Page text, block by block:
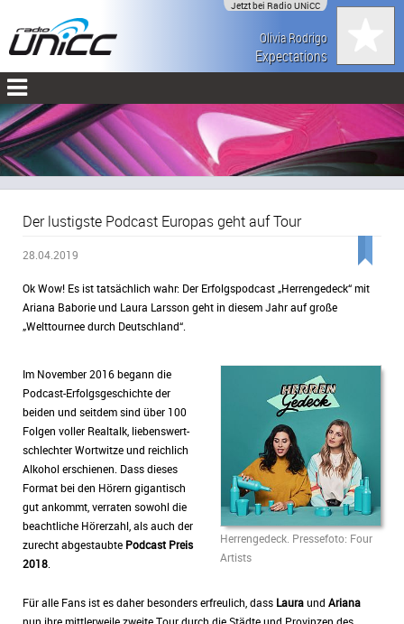
Jetzt bei Radio UNiCC
Olivia Rodrigo
Expectations
Der lustigste Podcast Europas geht auf Tour
28.04.2019
Ok Wow! Es ist tatsächlich wahr: Der Erfolgspodcast „Herrengedeck“ mit
Ariana Baborie und Laura Larsson geht in diesem Jahr auf große
„Welttournee durch Deutschland“.
Herrengedeck. Pressefoto: Four
Artists
Im November 2016 begann die
Podcast-Erfolgsgeschichte der
beiden und seitdem sind über 100
Folgen voller Realtalk, liebenswert-
schlechter Wortwitze und reichlich
Alkohol erschienen. Dass dieses
Format bei den Hörern gigantisch
gut ankommt, verraten sowohl die
beachtliche Hörerzahl, als auch der
zurecht abgestaubte Podcast Preis
2018
Für alle Fans ist es daher besonders erfreulich, dass Lauraund Ariana